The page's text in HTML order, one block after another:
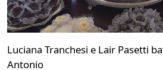
Luciana Tranchesi e Lair Pasetti
Antonio